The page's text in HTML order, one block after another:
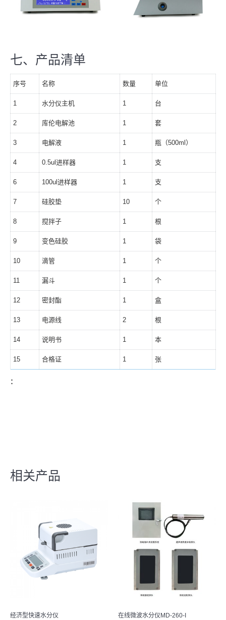
七、产品清单
序号 名称 数量 单位
1 水分仪主机 1 台
2 库伦电解池 1 套
3 电解液 1 瓶（500ml）
4 0.5ul进样器 1 支
6 100ul进样器 1 支
7 硅胶垫 10 个
8 搅拌子 1 根
9 变色硅胶 1 袋
10 滴管 1 个
11 漏斗 1 个
12 密封酯 1 盒
13 电源线 2 根
14 说明书 1 本
15 合格证 1 张
：
相关产品
经济型快速水分仪 在线微波水分仪MD-260-I